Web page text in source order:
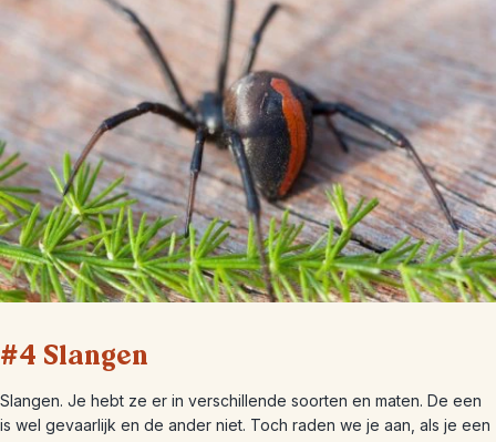
#4 Slangen
Slangen. Je hebt ze er in verschillende soorten en maten. De een
is wel gevaarlijk en de ander niet. Toch raden we je aan, als je een